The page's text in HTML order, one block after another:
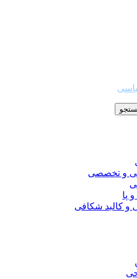
و تخصصی
پا
و کالبد شکافی